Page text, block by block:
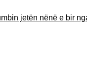
jetën nënë e bir nga